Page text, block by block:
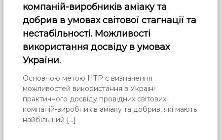
компаній-виробників аміаку та
добрив в умовах світової стагнації та
нестабільності. Можливості
використання досвіду в умовах
України.
Основною метою НТР є визначення
можливостей використання в Україні
практичного досвіду провідних світових
компаній-виробників аміаку та добрив, які мають
найбільший […]